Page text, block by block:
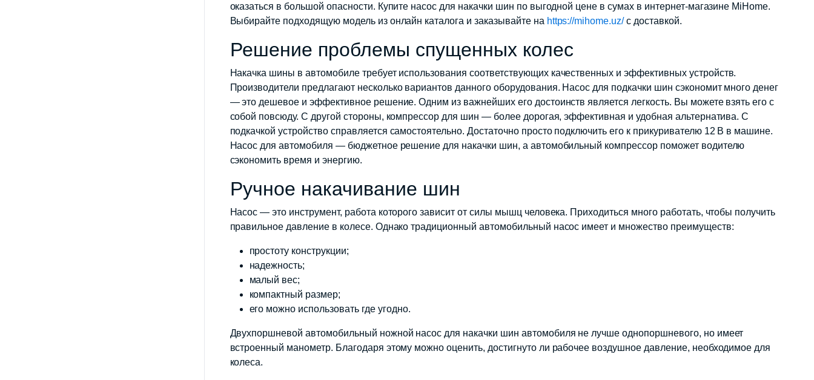
оказаться в большой опасности. Купите насос для накачки шин по выгодной цене в сумах в интернет-магазине MiHome.
Выбирайте подходящую модель из онлайн каталога и заказывайте на https://mihome.uz/с доставкой.
Решение проблемы спущенных колес
Накачка шины в автомобиле требует использования соответствующих качественных и эффективных устройств.
Производители предлагают несколько вариантов данного оборудования. Насос для подкачки шин сэкономит много денег
— это дешевое и эффективное решение. Одним из важнейших его достоинств является легкость. Вы можете взять его с
собой повсюду. С другой стороны, компрессор для шин — более дорогая, эффективная и удобная альтернатива. С
подкачкой устройство справляется самостоятельно. Достаточно просто подключить его к прикуривателю 12 В в машине.
Насос для автомобиля — бюджетное решение для накачки шин, а автомобильный компрессор поможет водителю
сэкономить время и энергию.
Ручное накачивание шин
Насос — это инструмент, работа которого зависит от силы мышц человека. Приходиться много работать, чтобы получить
правильное давление в колесе. Однако традиционный автомобильный насос имеет и множество преимуществ:
простоту конструкции;
надежность;
малый вес;
компактный размер;
его можно использовать где угодно.
Двухпоршневой автомобильный ножной насос для накачки шин автомобиля не лучше однопоршневого, но имеет
встроенный манометр. Благодаря этому можно оценить, достигнуто ли рабочее воздушное давление, необходимое для
колеса.